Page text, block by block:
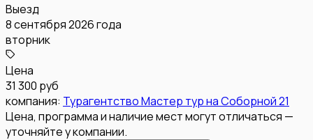
Выезд
8 сентября 2026 года
вторник
Цена
31 300 руб
компания: Турагентство Мастер тур на Соборной 21
Цена, программа и наличие мест могут отличаться —
уточняйте у компании.